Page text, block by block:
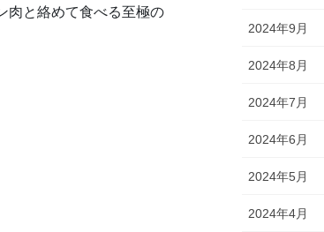
肉と絡めて食べる至極の
2024年9月
2024年8月
2024年7月
2024年6月
2024年5月
2024年4月